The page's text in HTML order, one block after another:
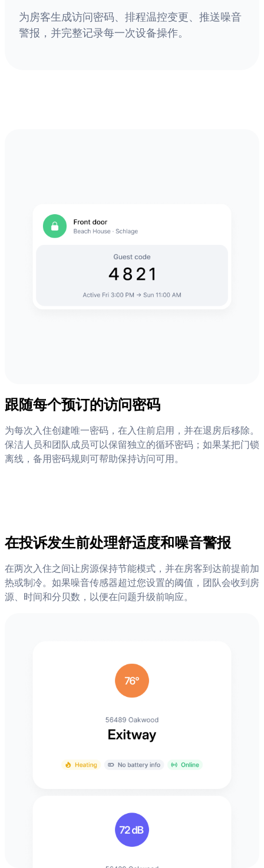
为房客生成访问密码、排程温控变更、推送噪音
警报，并完整记录每一次设备操作。
跟随每个预订的访问密码
为每次入住创建唯一密码，在入住前启用，并在退房后移除。
保洁人员和团队成员可以保留独立的循环密码；如果某把门锁
离线，备用密码规则可帮助保持访问可用。
在投诉发生前处理舒适度和噪音警报
在两次入住之间让房源保持节能模式，并在房客到达前提前加
热或制冷。如果噪音传感器超过您设置的阈值，团队会收到房
源、时间和分贝数，以便在问题升级前响应。